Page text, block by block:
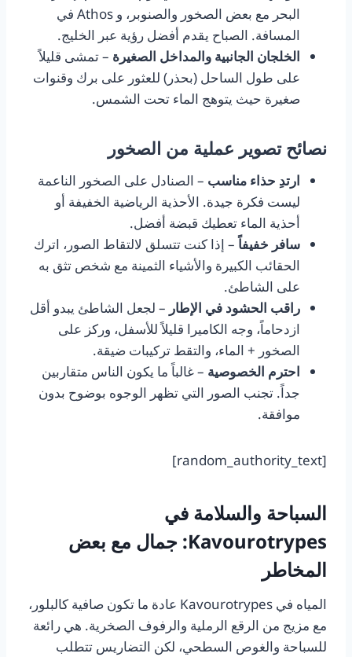
البحر مع بعض الصخور والصنوبر، و Athos في
المسافة. الصباح يقدم أفضل رؤية عبر الخليج.
الخلجان الجانبية والمداخل الصغيرة – تمشى قليلاً
على طول الساحل (بحذر) للعثور على برك وقنوات
صغيرة حيث يتوهج الماء تحت الشمس.
نصائح تصوير عملية من الصخور
ارتدِ حذاء مناسب – الصنادل على الصخور الناعمة
ليست فكرة جيدة. الأحذية الرياضية الخفيفة أو
أحذية الماء تعطيك قبضة أفضل.
سافر خفيفاً– إذا كنت تتسلق لالتقاط الصور، اترك
الحقائب الكبيرة والأشياء الثمينة مع شخص تثق به
على الشاطئ.
راقب الحشود في الإطار – لجعل الشاطئ يبدو أقل
ازدحاماً، وجه الكاميرا قليلاً للأسفل، وركز على
الصخور + الماء، والتقط تركيبات ضيقة.
احترم الخصوصية – غالباً ما يكون الناس متقاربين
جداً. تجنب الصور التي تظهر الوجوه بوضوح بدون
موافقة.
[random_authority_text]
السباحة والسلامة في
Kavourotrypes: جمال مع بعض
المخاطر
المياه في Kavourotrypes عادة ما تكون صافية كالبلور،
مع مزيج من الرقع الرملية والرفوف الصخرية. هي رائعة
للسباحة والغوص السطحي، لكن التضاريس تتطلب